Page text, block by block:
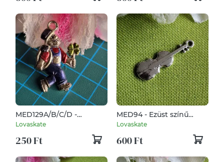
MED129A/B/C/D -
Kéményseprő medál
változatban
Lovaskate
250 Ft
MED94 - Ezüst színű
zenész medál 14x8mm –
Lovaskate
600 Ft